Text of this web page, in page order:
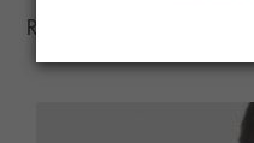
Ropa Interior con el